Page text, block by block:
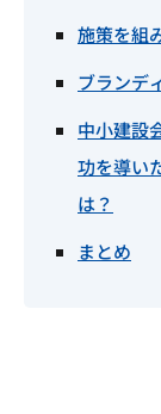
施策を組
ブランデ
中小建設
功を導い
は？
まとめ